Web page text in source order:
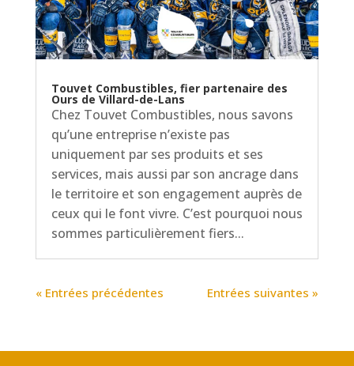
Touvet Combustibles, fier partenaire des
Ours de Villard-de-Lans
Chez Touvet Combustibles, nous savons
qu’une entreprise n’existe pas
uniquement par ses produits et ses
services, mais aussi par son ancrage dans
le territoire et son engagement auprès de
ceux qui le font vivre. C’est pourquoi nous
sommes particulièrement fiers...
« Entrées précédentes Entrées suivantes »